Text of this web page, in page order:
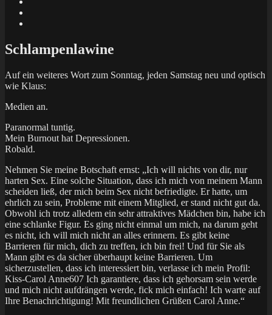
X
Schlampenlawine
Auf ein weiteres Wort zum Sonntag, jeden Samstag neu und optisch
wie Klaus:
Medien an.
Paranormal tuntig.
Mein Burnout hat Depressionen.
Robald.
Nehmen Sie meine Botschaft ernst: „Ich will nichts von dir, nur
harten Sex. Eine solche Situation, dass ich mich von meinem Mann
scheiden ließ, der mich beim Sex nicht befriedigte. Er hatte, um
ehrlich zu sein, Probleme mit einem Mitglied, er stand nicht gut da.
Obwohl ich trotz alledem ein sehr attraktives Mädchen bin, habe ich
eine schlanke Figur. Es ging nicht einmal um mich, na darum geht
es nicht, ich will mich nicht an alles erinnern. Es gibt keine
Barrieren für mich, dich zu treffen, ich bin frei! Und für Sie als
Mann gibt es da sicher überhaupt keine Barrieren. Um
sicherzustellen, dass ich interessiert bin, verlasse ich mein Profil:
Kiss-Carol Anne607 Ich garantiere, dass ich gehorsam sein werde
und mich nicht aufdrängen werde, fick mich einfach! Ich warte auf
Ihre Benachrichtigung! Mit freundlichen Grüßen Carol Anne.“